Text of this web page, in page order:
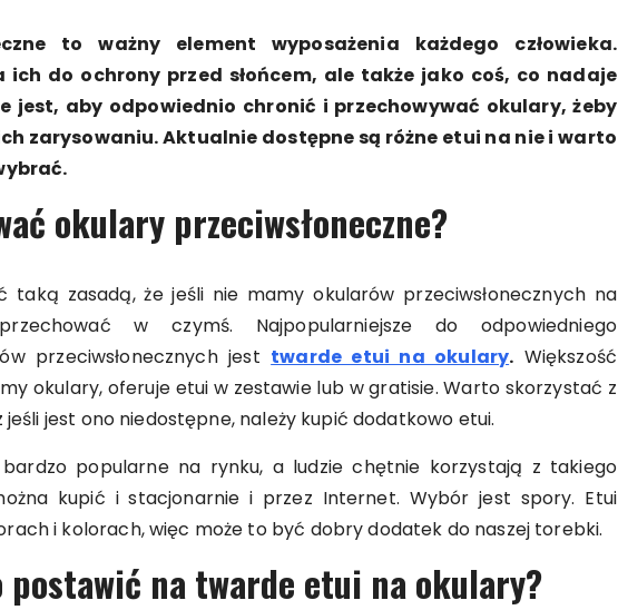
to ważny element wyposażenia każdego człowieka.
ich do ochrony przed słońcem, ale także jako coś, co nadaje
jest, aby odpowiednio chronić i przechowywać okulary, żeby
zarysowaniu. Aktualnie dostępne są różne etui na nie i warto
okulary przeciwsłoneczne?
taką zasadą, że jeśli nie mamy okularów przeciwsłonecznych na
w czymś. Najpopularniejsze do odpowiedniego
przeciwsłonecznych jest twarde etui na okulary. Większość
okulary, oferuje etui w zestawie lub w gratisie. Warto skorzystać z
jest ono niedostępne, należy kupić dodatkowo etui.
popularne na rynku, a ludzie chętnie korzystają z takiego
kupić i stacjonarnie i przez Internet. Wybór jest spory. Etui
i kolorach, więc może to być dobry dodatek do naszej torebki.
postawić na twarde etui na okulary?